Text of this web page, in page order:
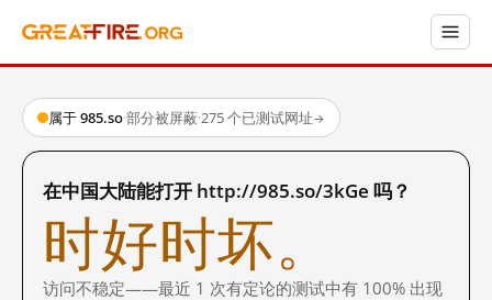
属于 985.so·部分被屏蔽·275 个已测试网址→
在中国大陆能打开 http://985.so/3kGe 吗？
时好时坏。
访问不稳定——最近 1 次有定论的测试中有 100% 出现